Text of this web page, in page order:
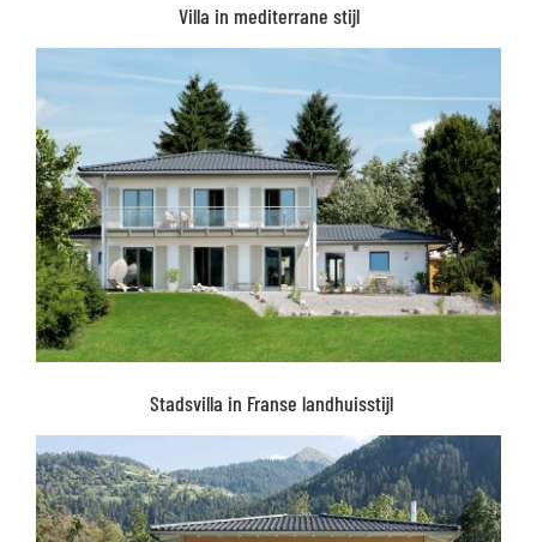
Villa in mediterrane stijl
Stadsvilla in Franse landhuisstijl